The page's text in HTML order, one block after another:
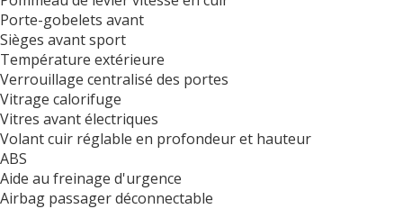
Porte-gobelets avant
Sièges avant sport
Température extérieure
Verrouillage centralisé des portes
Vitrage calorifuge
Vitres avant électriques
Volant cuir réglable en profondeur et hauteur
ABS
Aide au freinage d'urgence
Airbag passager déconnectable